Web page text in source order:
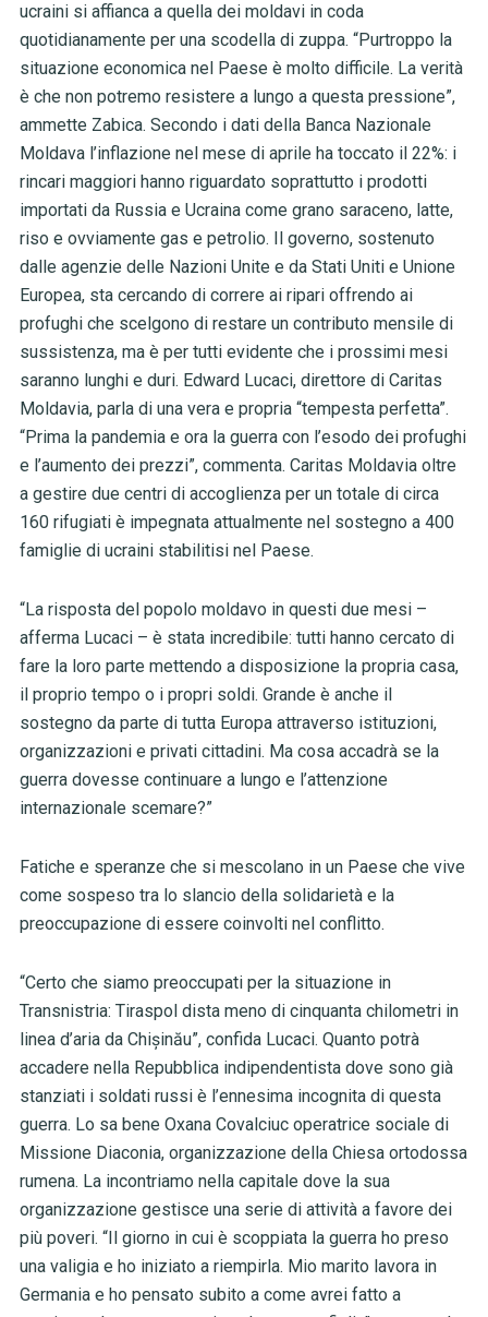
ucraini si affianca a quella dei moldavi in coda
quotidianamente per una scodella di zuppa. “Purtroppo la
situazione economica nel Paese è molto difficile. La verità
è che non potremo resistere a lungo a questa pressione”,
ammette Zabica. Secondo i dati della Banca Nazionale
Moldava l’inflazione nel mese di aprile ha toccato il 22%: i
rincari maggiori hanno riguardato soprattutto i prodotti
importati da Russia e Ucraina come grano saraceno, latte,
riso e ovviamente gas e petrolio. Il governo, sostenuto
dalle agenzie delle Nazioni Unite e da Stati Uniti e Unione
Europea, sta cercando di correre ai ripari offrendo ai
profughi che scelgono di restare un contributo mensile di
sussistenza, ma è per tutti evidente che i prossimi mesi
saranno lunghi e duri. Edward Lucaci, direttore di Caritas
Moldavia, parla di una vera e propria “tempesta perfetta”.
“Prima la pandemia e ora la guerra con l’esodo dei profughi
e l’aumento dei prezzi”, commenta. Caritas Moldavia oltre
a gestire due centri di accoglienza per un totale di circa
160 rifugiati è impegnata attualmente nel sostegno a 400
famiglie di ucraini stabilitisi nel Paese.
“La risposta del popolo moldavo in questi due mesi –
afferma Lucaci – è stata incredibile: tutti hanno cercato di
fare la loro parte mettendo a disposizione la propria casa,
il proprio tempo o i propri soldi. Grande è anche il
sostegno da parte di tutta Europa attraverso istituzioni,
organizzazioni e privati cittadini. Ma cosa accadrà se la
guerra dovesse continuare a lungo e l’attenzione
internazionale scemare?”
Fatiche e speranze che si mescolano in un Paese che vive
come sospeso tra lo slancio della solidarietà e la
preoccupazione di essere coinvolti nel conflitto.
“Certo che siamo preoccupati per la situazione in
Transnistria: Tiraspol dista meno di cinquanta chilometri in
linea d’aria da Chișinău”, confida Lucaci. Quanto potrà
accadere nella Repubblica indipendentista dove sono già
stanziati i soldati russi è l’ennesima incognita di questa
guerra. Lo sa bene Oxana Covalciuc operatrice sociale di
Missione Diaconia, organizzazione della Chiesa ortodossa
rumena. La incontriamo nella capitale dove la sua
organizzazione gestisce una serie di attività a favore dei
più poveri. “Il giorno in cui è scoppiata la guerra ho preso
una valigia e ho iniziato a riempirla. Mio marito lavora in
Germania e ho pensato subito a come avrei fatto a